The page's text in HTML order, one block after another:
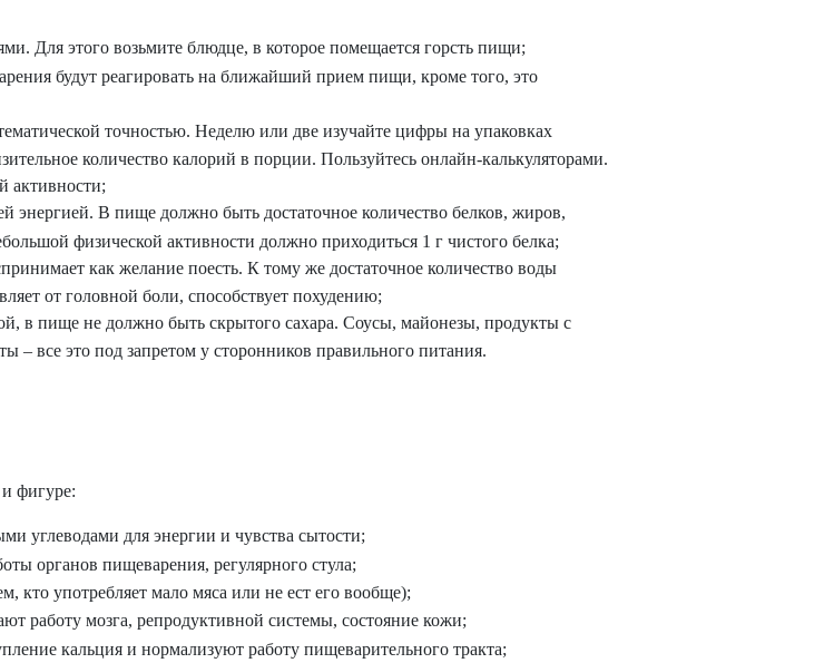
Для этого возьмите блюдце, в которое помещается горсть пищи;
будут реагировать на ближайший прием пищи, кроме того, это
точностью. Неделю или две изучайте цифры на упаковках
количество калорий в порции. Пользуйтесь онлайн-калькуляторами.
активности;
В пище должно быть достаточное количество белков, жиров,
физической активности должно приходиться 1 г чистого белка;
как желание поесть. К тому же достаточное количество воды
от головной боли, способствует похудению;
в пище не должно быть скрытого сахара. Соусы, майонезы, продукты с
– все это под запретом у сторонников правильного питания.
фигуре:
углеводами для энергии и чувства сытости;
органов пищеварения, регулярного стула;
кто употребляет мало мяса или не ест его вообще);
работу мозга, репродуктивной системы, состояние кожи;
кальция и нормализуют работу пищеварительного тракта;